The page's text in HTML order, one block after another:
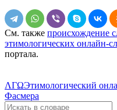
См. также происхождение
этимологических онлайн-
портала.
ΛΓΩЭтимологический
Фасмера